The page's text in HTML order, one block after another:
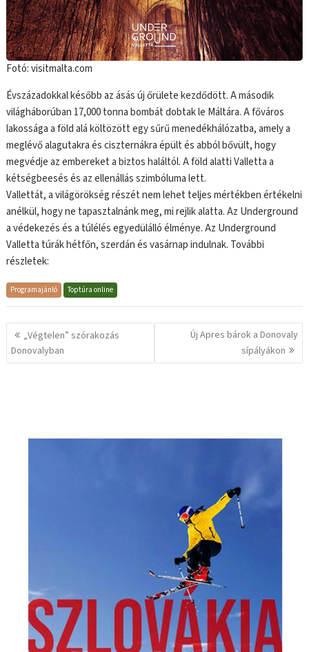
Fotó: visitmalta.com
Évszázadokkal később az ásás új őrülete kezdődött. A második
világháborúban 17,000 tonna bombát dobtak le Máltára. A főváros
lakossága a föld alá költözött egy sűrű menedékhálózatba, amely a
meglévő alagutakra és ciszternákra épült és abból bővült, hogy
megvédje az embereket a biztos haláltól. A föld alatti Valletta a
kétségbeesés és az ellenállás szimbóluma lett.
Vallettát, a világörökség részét nem lehet teljes mértékben értékelni
anélkül, hogy ne tapasztalnánk meg, mi rejlik alatta. Az Underground
a védekezés és a túlélés egyedülálló élménye. Az Underground
Valletta túrák hétfőn, szerdán és vasárnap indulnak. További
részletek:
Programajánló Toptúra online
Bejegyzés
navigáció
„Végtelen” szórakozás
Donovalyban
Új Apres bárok a Donovaly
sípályákon